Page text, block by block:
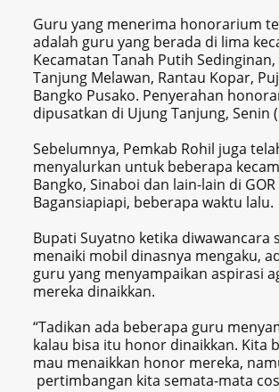
Guru yang menerima honorarium
adalah guru yang berada di lima
Kecamatan Tanah Putih
Tanjung Melawan, Rantau Kopar,
Bangko Pusako. Penyerahan
dipusatkan di Ujung Tanjung, Senin
Sebelumnya, Pemkab Rohil juga
menyalurkan untuk beberapa
Bangko, Sinaboi dan lain-lain di GOR
Bagansiapiapi, beberapa waktu lalu.
Bupati Suyatno ketika diwawancara
menaiki mobil dinasnya mengaku,
guru yang menyampaikan aspirasi
mereka dinaikkan.
“Tadikan ada beberapa guru
kalau bisa itu honor dinaikkan. Kita
mau menaikkan honor mereka,
pertimbangan kita semata-mata